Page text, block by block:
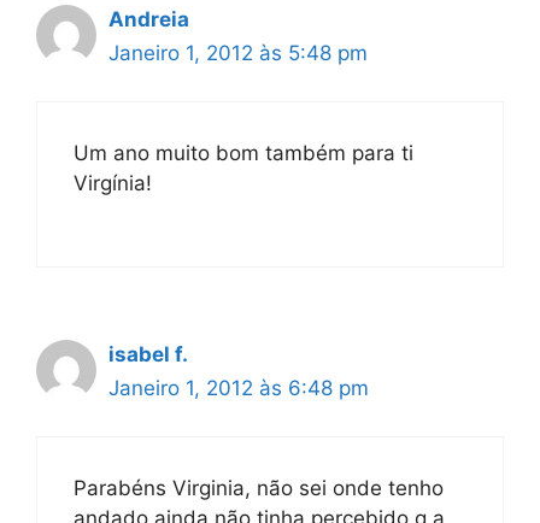
Andreia
Janeiro 1, 2012 às 5:48 pm
Um ano muito bom também para ti
Virgínia!
isabel f.
Janeiro 1, 2012 às 6:48 pm
Parabéns Virginia, não sei onde tenho
andado ainda não tinha percebido q a